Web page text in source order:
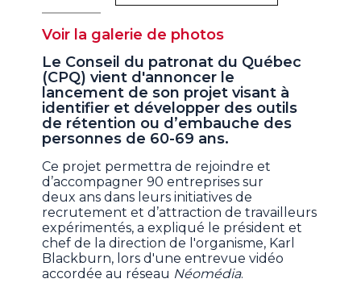
Voir la galerie de photos
Le Conseil du patronat du Québec
(CPQ) vient d'annoncer le
lancement de son projet visant à
identifier et développer des outils
de rétention ou d’embauche des
personnes de 60-69 ans.
Ce projet permettra de rejoindre et
d’accompagner 90 entreprises sur
deux ans dans leurs initiatives de
recrutement et d’attraction de travailleurs
expérimentés, a expliqué le président et
chef de la direction de l'organisme, Karl
Blackburn, lors d'une entrevue vidéo
accordée au réseau Néomédia.